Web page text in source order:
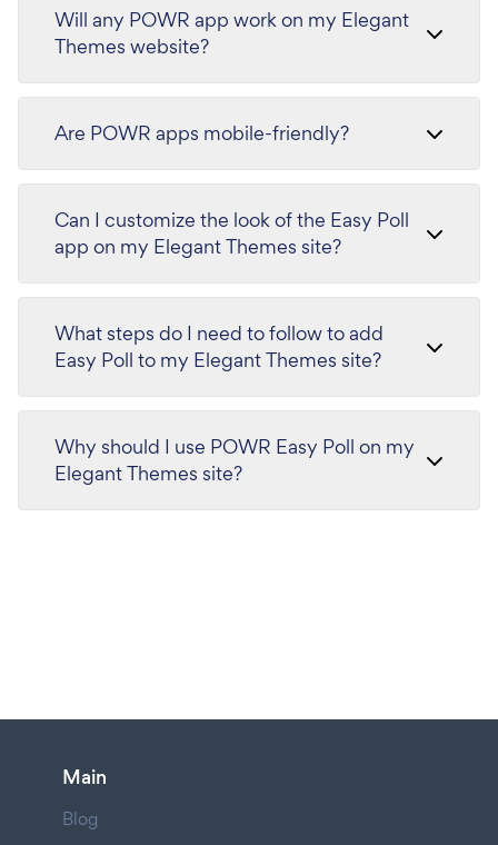
Will any POWR app work on my Elegant
Themes website?
Are POWR apps mobile-friendly?
Can I customize the look of the Easy Poll
app on my Elegant Themes site?
What steps do I need to follow to add
Easy Poll to my Elegant Themes site?
Why should I use POWR Easy Poll on my
Elegant Themes site?
Main
Blog